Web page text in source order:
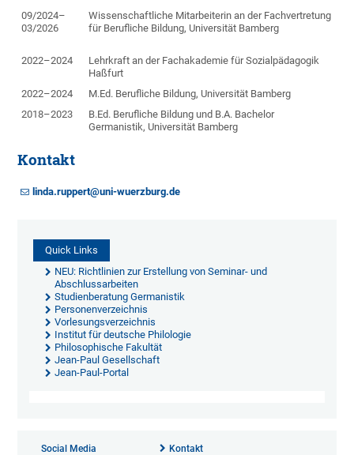
09/2024–
03/2026
Wissenschaftliche Mitarbeiterinan der Fachvertretung
für Berufliche Bildung, Universität Bamberg
2022–2024
Lehrkraft an der Fachakademie für Sozialpädagogik
Haßfurt
2022–2024
M.Ed. Berufliche Bildung, Universität Bamberg
2018–2023
B.Ed. Berufliche Bildung und B.A. Bachelor
Germanistik, Universität Bamberg
Kontakt
linda.ruppert@uni-wuerzburg.de
Quick Links
NEU: Richtlinien zur Erstellung von Seminar- und
Abschlussarbeiten
Studienberatung Germanistik
Personenverzeichnis
Vorlesungsverzeichnis
Institut für deutsche Philologie
Philosophische Fakultät
Jean-Paul Gesellschaft
Jean-Paul-Portal
Social Media Kontakt